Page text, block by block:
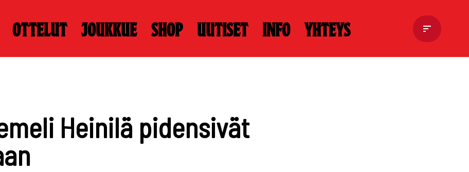
Ottelut Joukkue Shop Uutiset Info Yhteys
Heinilä pidensivät